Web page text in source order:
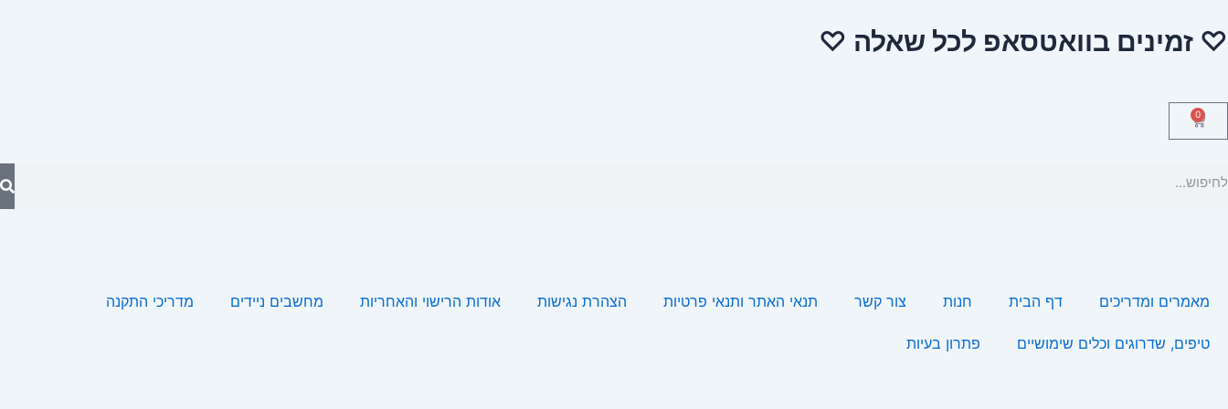
לתוכן
♡ זמינים בוואטסאפ לכל שאלה ♡
0
עגלת
קניות
מאמרים ומדריכים דף הבית חנות צור קשר תנאי האתר ותנאי פרטיות הצהרת נגישות אודות הרישוי והאחריות מחשבים ניידים מדריכי התקנה
טיפים, שדרוגים וכלים שימושיים פתרון בעיות